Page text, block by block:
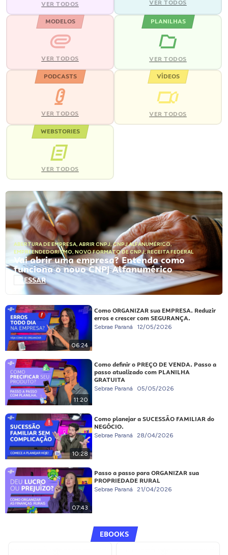
VER TODOS VER TODOS
MODELOS
VER TODOS
PLANILHAS
VER TODOS
PODCASTS
VER TODOS
VÍDEOS
VER TODOS
WEBSTORIES
VER TODOS
ABERTURA DE EMPRESA, ABRIR CNPJ,CNPJ ALFANUMÉRICO,
EMPREENDEDORISMO, NOVO FORMATO DE CNPJ,RECEITA FEDERAL
Vai abrir uma empresa? Entenda como
funciona o novo CNPJ Alfanumérico
ACESSAR
06:24
Como ORGANIZAR sua EMPRESA. Reduzir
erros e crescer com SEGURANÇA.
Sebrae Paraná 12/05/2026
11:20
Como definir o PREÇO DE VENDA. Passo a
passo atualizado com PLANILHA
GRATUITA
Sebrae Paraná 05/05/2026
10:28
Como planejar a SUCESSÃO FAMILIAR do
NEGÓCIO.
Sebrae Paraná 28/04/2026
07:43
Passo a passo para ORGANIZAR sua
PROPRIEDADE RURAL
Sebrae Paraná 21/04/2026
EBOOKS